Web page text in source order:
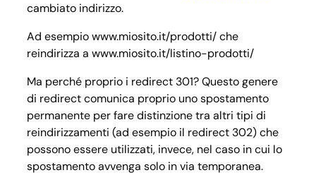
cambiato indirizzo.
Ad esempiowww.miosito.it/prodotti/che
reindirizza a www.miosito.it/listino-prodotti/
Ma perché proprio i redirect 301? Questo genere
di redirect comunica proprio uno spostamento
permanente per fare distinzione tra altri tipi di
reindirizzamenti (ad esempio il redirect 302) che
possono essere utilizzati, invece, nel caso in cui lo
spostamento avvenga solo in via temporanea.